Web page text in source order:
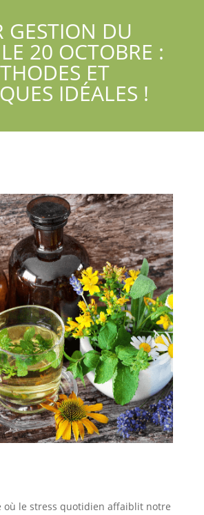
GESTION DU
20 OCTOBRE :
ET
IDÉALES !
où le stress quotidien affaiblit notre